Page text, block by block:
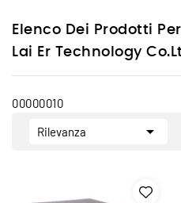
Elenco Dei Prodotti
Lai Er Technology
00000010
Rilevanza
